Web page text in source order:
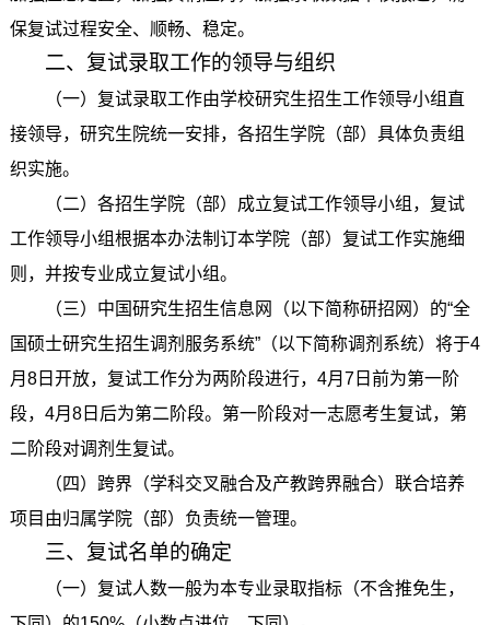
保复试过程安全、顺畅、稳定。
二、复试录取工作的领导与组织
（一）复试录取工作由学校研究生招生工作领导小组直
接领导，研究生院统一安排，各招生学院（部）具体负责组
织实施。
（二）各招生学院（部）成立复试工作领导小组，复试
工作领导小组根据本办法制订本学院（部）复试工作实施细
则，并按专业成立复试小组。
（三）中国研究生招生信息网（以下简称研招网）的“全
国硕士研究生招生调剂服务系统”（以下简称调剂系统）将于4
月8日开放，复试工作分为两阶段进行，4月7日前为第一阶
段，4月8日后为第二阶段。第一阶段对一志愿考生复试，第
二阶段对调剂生复试。
（四）跨界（学科交叉融合及产教跨界融合）联合培养
项目由归属学院（部）负责统一管理。
三、复试名单的确定
（一）复试人数一般为本专业录取指标（不含推免生，